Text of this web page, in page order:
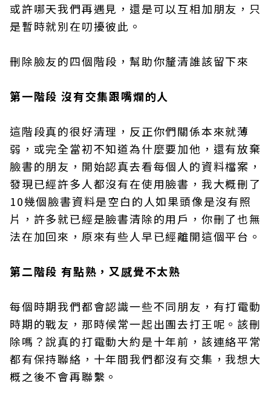
或許哪天我們再遇見，還是可以互相加朋友，只
是暫時就別在叨擾彼此。
刪除臉友的四個階段，幫助你釐清誰該留下來
第一階段 沒有交集跟嘴爛的人
這階段真的很好清理，反正你們關係本來就薄
弱，或完全當初不知道為什麼要加他，還有放棄
臉書的朋友，開始認真去看每個人的資料檔案，
發現已經許多人都沒有在使用臉書，我大概刪了
10幾個臉書資料是空白的人如果頭像是沒有照
片，許多就已經是臉書清除的用戶，你刪了也無
法在加回來，原來有些人早已經離開這個平台。
第二階段 有點熟，又感覺不太熟
每個時期我們都會認識一些不同朋友，有打電動
時期的戰友，那時候常一起出團去打王呢。該刪
除嗎？說真的打電動大約是十年前，該連絡平常
都有保持聯絡，十年間我們都沒有交集，我想大
概之後不會再聯繫。